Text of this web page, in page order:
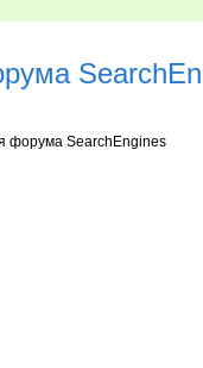
форума SearchEngines